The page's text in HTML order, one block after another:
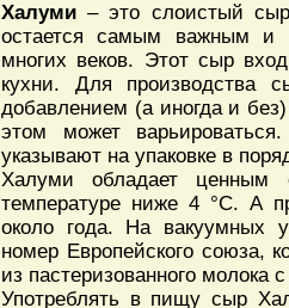
Халуми – это слоистый
остается самым важным и
многих веков. Этот сыр
кухни. Для производства
добавлением (а иногда и
этом может
указывают на упаковке в
Халуми обладает ценным
температуре ниже 4 °С. А
около года. На вакуумных
номер Европейского союза,
из пастеризованного молока
Употреблять в пищу сыр